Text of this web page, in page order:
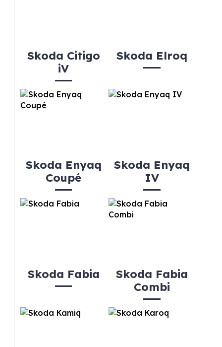
Skoda Citigo
iV
Skoda Elroq
Skoda Enyaq
Coupé
Skoda Enyaq
IV
Skoda Fabia
Skoda Fabia
Combi